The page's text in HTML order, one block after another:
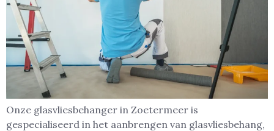
Onze glasvliesbehanger in Zoetermeer is
gespecialiseerd in het aanbrengen van glasvliesbehang,